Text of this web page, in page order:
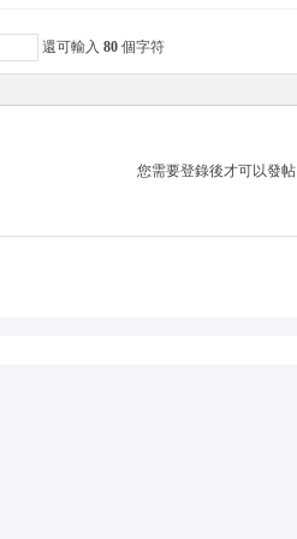
還可輸入 80 個字符
您需要登錄後才可以發帖